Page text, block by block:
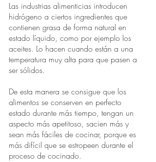
Las industrias alimenticias introducen
hidrógeno a ciertos ingredientes que
contienen grasa de forma natural en
estado líquido, como por ejemplo los
aceites. Lo hacen cuando están a una
temperatura muy alta para que pasen a
ser sólidos.
De esta manera se consigue que los
alimentos se conserven en perfecto
estado durante más tiempo, tengan un
aspecto más apetitoso, sacien más y
sean más fáciles de cocinar, porque es
más difícil que se estropeen durante el
proceso de cocinado.